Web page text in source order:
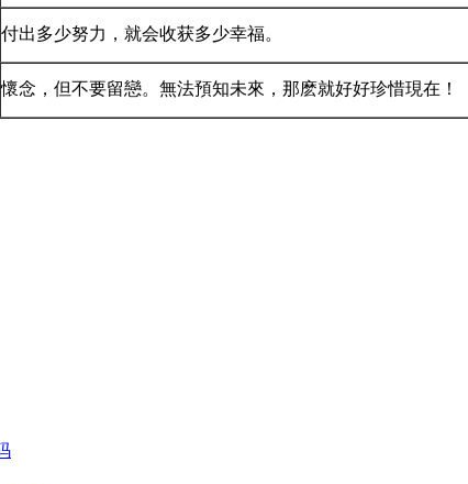
付出多少努力，就会收获多少幸福。
懷念，但不要留戀。無法預知未來，那麽就好好珍惜現在！